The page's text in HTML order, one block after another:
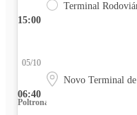
15:00
Terminal
06:40
05/10
Novo Terminal
Poltrona